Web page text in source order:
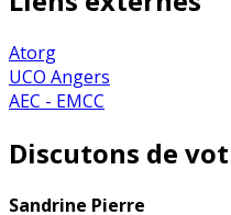
Atorg
UCO Angers
AEC - EMCC
Discutons de
Sandrine Pierre